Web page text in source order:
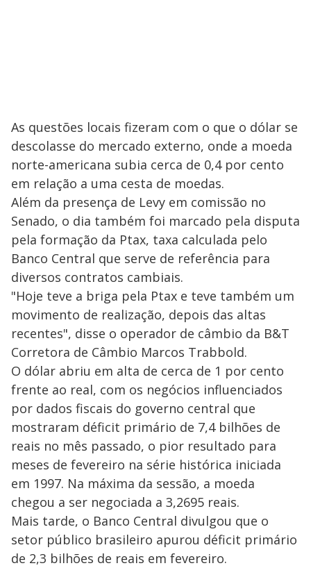
As questões locais fizeram com o que o dólar se
descolasse do mercado externo, onde a moeda
norte-americana subia cerca de 0,4 por cento
em relação a uma cesta de moedas.
Além da presença de Levy em comissão no
Senado, o dia também foi marcado pela disputa
pela formação da Ptax, taxa calculada pelo
Banco Central que serve de referência para
diversos contratos cambiais.
"Hoje teve a briga pela Ptax e teve também um
movimento de realização, depois das altas
recentes", disse o operador de câmbio da B&T
Corretora de Câmbio Marcos Trabbold.
O dólar abriu em alta de cerca de 1 por cento
frente ao real, com os negócios influenciados
por dados fiscais do governo central que
mostraram déficit primário de 7,4 bilhões de
reais no mês passado, o pior resultado para
meses de fevereiro na série histórica iniciada
em 1997. Na máxima da sessão, a moeda
chegou a ser negociada a 3,2695 reais.
Mais tarde, o Banco Central divulgou que o
setor público brasileiro apurou déficit primário
de 2,3 bilhões de reais em fevereiro.